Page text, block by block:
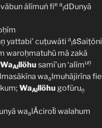
álīmuṅ fie a
ldDunyā
yattabi’ cuṭuwäti a
lṡṠaiṭöni
waroḥmatuhü mā zakā
WaAlllöhu samī’un ‘alīmuṇ
lmasäkīna waalmuhäjirīna fie
WaAlllöhu gofūruṇ
waalǍciroẗi walahum